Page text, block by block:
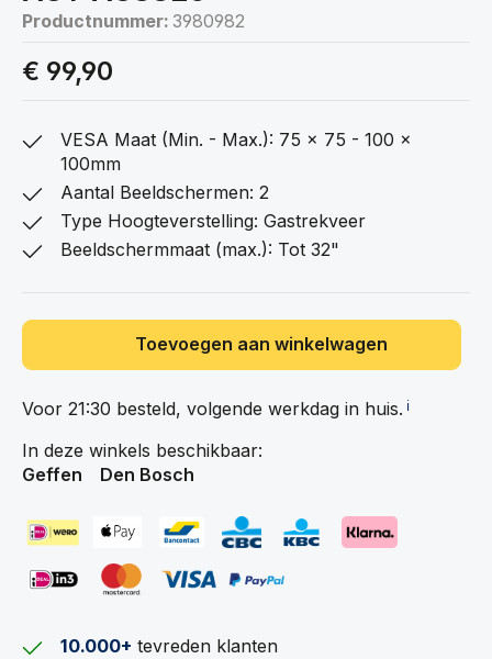
Productnummer: 3980982
€ 99,90
VESA Maat (Min. - Max.): 75 x 75 - 100 x
100mm
Aantal Beeldschermen: 2
Type Hoogteverstelling: Gastrekveer
Beeldschermmaat (max.): Tot 32"
Toevoegen aan winkelwagen
Voor 21:30 besteld, volgende werkdag in huis. ℹ️
In deze winkels beschikbaar:
Geffen
Den Bosch
10.000+ tevreden klanten